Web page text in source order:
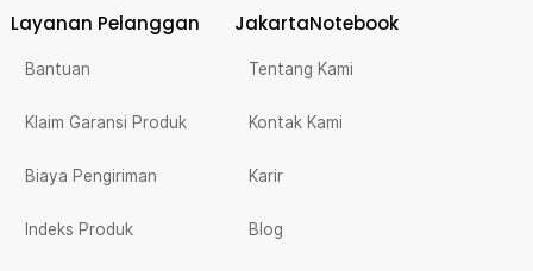
Layanan Pelanggan
Bantuan
Klaim Garansi Produk
Biaya Pengiriman
Indeks Produk
JakartaNotebook
Tentang Kami
Kontak Kami
Karir
Blog